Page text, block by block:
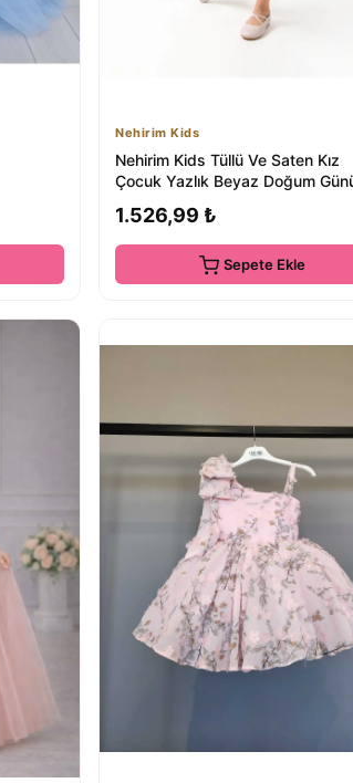
Nehirim Kids
Nehirim Kids Tüllü Ve Saten Kız
Çocuk Yazlık Beyaz Doğum
1.526,99 ₺
Sepete Ekle